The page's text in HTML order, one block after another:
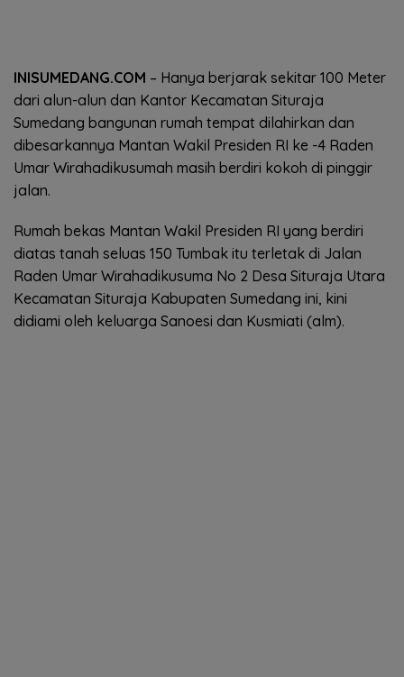
INISUMEDANG.COM – Hanya berjarak sekitar 100 Meter
dari alun-alun dan Kantor Kecamatan Situraja
Sumedang bangunan rumah tempat dilahirkan dan
dibesarkannya Mantan Wakil Presiden RI ke -4 Raden
Umar Wirahadikusumah masih berdiri kokoh di pinggir
jalan.
Rumah bekas Mantan Wakil Presiden RI yang berdiri
diatas tanah seluas 150 Tumbak itu terletak di Jalan
Raden Umar Wirahadikusuma No 2 Desa Situraja Utara
Kecamatan Situraja Kabupaten Sumedang ini, kini
didiami oleh keluarga Sanoesi dan Kusmiati (alm).